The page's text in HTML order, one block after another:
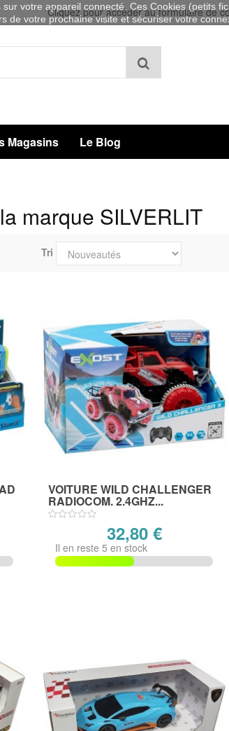
Cliquez pour accéder au formulaire de
Magasins Le Blog
marque SILVERLIT
Tri
VOITURE WILD CHALLENGER
RADIOCOM. 2.4GHZ...
32,80 €
Il en reste 5 en stock
votre appareil connecté. Ces Cookies (petits
de votre prochaine visite et sécuriser votre